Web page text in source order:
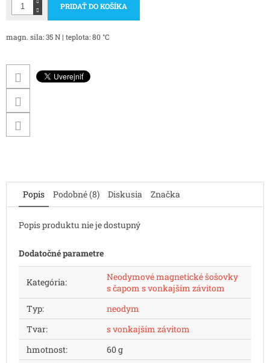
PRIDAŤ DO KOŠÍKA
magn. sila: 35 N | teplota: 80 °C
Popis Podobné (8) Diskusia Značka
Popis produktu nie je dostupný
Dodatočné parametre
Kategória:
Neodymové magnetické šošovky
s čapom s vonkajším závitom
Typ:
neodym
Tvar:
s vonkajším závitom
hmotnost:
60 g